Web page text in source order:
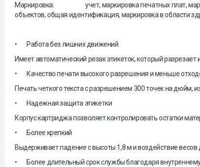
Маркировка:
учет, маркировка печатных плат,
объектов, общая идентификация, маркировка в области
•
Работа без лишних движений
Имеет автоматический резак этикеток, который
•
Качество печати высокого разрешения и меньше
Печать четкого текста с разрешением 300 точек на дюйм,
•
Надежная защита этикетки
Корпус картриджа позволяет контролировать остатки
•
Более крепкий
Выдерживает падение с высоты 1,8 м и воздействие весов
•
Более длительный срок службы благодаря